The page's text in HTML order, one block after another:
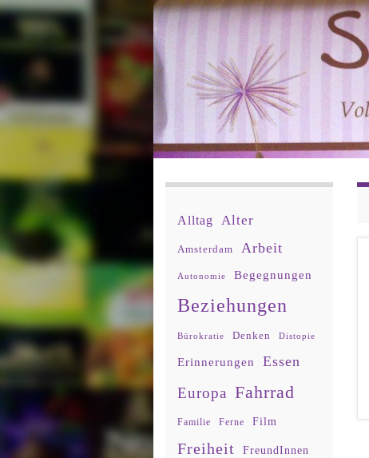
Alltag Alter
Amsterdam Arbeit
Autonomie Begegnungen
Beziehungen
Bürokratie Denken Distopie
Erinnerungen Essen
Europa Fahrrad
Familie Ferne Film
Freiheit FreundInnen